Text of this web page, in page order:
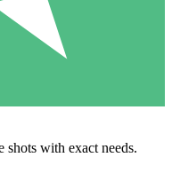
shots with exact needs.